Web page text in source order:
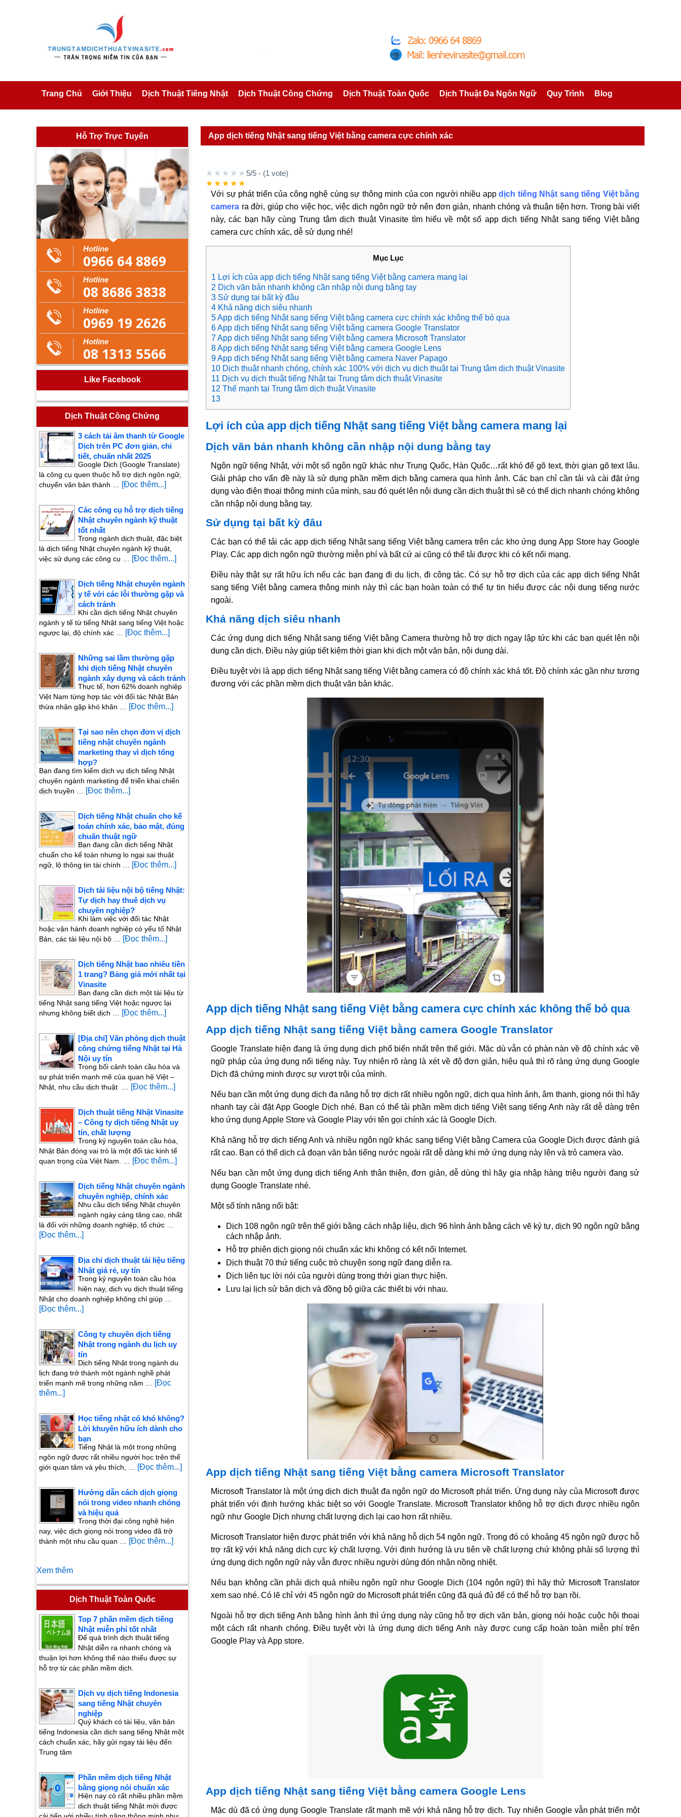
Trang Chủ Giới Thiệu Dịch Thuật Tiếng Nhật Dịch Thuật Công Chứng Dịch Thuật Toàn Quốc Dịch Thuật Đa Ngôn Ngữ Quy Trình Blog
App dịch tiếng Nhật sang tiếng Việt bằng camera cực chính xác
★★★★★
★★★★★
5/5 - (1 vote)
Với sự phát triển của công nghệ cùng sự thông minh của con người nhiều app dịch tiếng Nhật sang tiếng Việt bằng
camera ra đời, giúp cho việc học, việc dịch ngôn ngữ trở nên đơn giản, nhanh chóng và thuận tiện hơn. Trong bài viết
này, các bạn hãy cùng Trung tâm dịch thuật Vinasite tìm hiểu về một số app dịch tiếng Nhật sang tiếng Việt bằng
camera cực chính xác, dễ sử dụng nhé!
Mục Lục
1 Lợi ích của app dịch tiếng Nhật sang tiếng Việt bằng camera mang lại
2 Dịch văn bản nhanh không cần nhập nội dung bằng tay
3 Sử dụng tại bất kỳ đâu
4 Khả năng dịch siêu nhanh
5 App dịch tiếng Nhật sang tiếng Việt bằng camera cực chính xác không thể bỏ qua
6 App dịch tiếng Nhật sang tiếng Việt bằng camera Google Translator
7 App dịch tiếng Nhật sang tiếng Việt bằng camera Microsoft Translator
8 App dịch tiếng Nhật sang tiếng Việt bằng camera Google Lens
9 App dịch tiếng Nhật sang tiếng Việt bằng camera Naver Papago
10 Dịch thuật nhanh chóng, chính xác 100% với dịch vụ dịch thuật tại Trung tâm dịch thuật Vinasite
11 Dịch vụ dịch thuật tiếng Nhật tại Trung tâm dịch thuật Vinasite
12 Thế mạnh tại Trung tâm dịch thuật Vinasite
13
Lợi ích của app dịch tiếng Nhật sang tiếng Việt bằng camera mang lại
Dịch văn bản nhanh không cần nhập nội dung bằng tay
Ngôn ngữ tiếng Nhật, với một số ngôn ngữ khác như Trung Quốc, Hàn Quốc…rất khó để gõ text, thời gian gõ text lâu.
Giải pháp cho vấn đề này là sử dụng phần mềm dịch bằng camera qua hình ảnh. Các bạn chỉ cần tải và cài đặt ứng
dụng vào điện thoại thông minh của mình, sau đó quét lên nội dung cần dịch thuật thì sẽ có thể dịch nhanh chóng không
cần nhập nội dung bằng tay.
Sử dụng tại bất kỳ đâu
Các bạn có thể tải các app dịch tiếng Nhật sang tiếng Việt bằng camera trên các kho ứng dụng App Store hay Google
Play. Các app dịch ngôn ngữ thường miễn phí và bất cứ ai cũng có thể tải được khi có kết nối mạng.
Điều này thật sự rất hữu ích nếu các bạn đang đi du lịch, đi công tác. Có sự hỗ trợ dịch của các app dịch tiếng Nhật
sang tiếng Việt bằng camera thông minh này thì các bạn hoàn toàn có thể tự tin hiểu được các nội dung tiếng nước
ngoài.
Khả năng dịch siêu nhanh
Các ứng dụng dịch tiếng Nhật sang tiếng Việt bằng Camera thường hỗ trợ dịch ngay lập tức khi các bạn quét lên nội
dung cần dịch. Điều này giúp tiết kiệm thời gian khi dịch một văn bản, nội dung dài.
Điều tuyệt vời là app dịch tiếng Nhật sang tiếng Việt bằng camera có độ chính xác khá tốt. Độ chính xác gần như tương
đương với các phần mềm dịch thuật văn bản khác.
App dịch tiếng Nhật sang tiếng Việt bằng camera cực chính xác không thể bỏ qua
App dịch tiếng Nhật sang tiếng Việt bằng camera Google Translator
Google Translate hiện đang là ứng dụng dịch phổ biến nhất trên thế giới. Mặc dù vẫn có phàn nàn về độ chính xác về
ngữ pháp của ứng dụng nổi tiếng này. Tuy nhiên rõ ràng là xét về độ đơn giản, hiệu quả thì rõ ràng ứng dụng Google
Dịch đã chứng minh được sự vượt trội của mình.
Nếu bạn cần một ứng dụng dịch đa năng hỗ trợ dịch rất nhiều ngôn ngữ, dịch qua hình ảnh, âm thanh, giọng nói thì hãy
nhanh tay cài đặt App Google Dịch nhé. Bạn có thể tải phần mềm dịch tiếng Việt sang tiếng Anh này rất dễ dàng trên
kho ứng dụng Apple Store và Google Play với tên gọi chính xác là Google Dịch.
Khả năng hỗ trợ dịch tiếng Anh và nhiều ngôn ngữ khác sang tiếng Việt bằng Camera của Google Dịch được đánh giá
rất cao. Bạn có thể dịch cả đoạn văn bản tiếng nước ngoài rất dễ dàng khi mở ứng dụng này lên và trỏ camera vào.
Nếu bạn cần một ứng dụng dịch tiếng Anh thân thiện, đơn giản, dễ dùng thì hãy gia nhập hàng triệu người đang sử
dụng Google Translate nhé.
Một số tính năng nổi bật:
Dịch 108 ngôn ngữ trên thế giới bằng cách nhập liệu, dịch 96 hình ảnh bằng cách vẽ ký tự, dịch 90 ngôn ngữ bằng
cách nhập ảnh.
Hỗ trợ phiên dịch giọng nói chuẩn xác khi không có kết nối Internet.
Dịch thuật 70 thứ tiếng cuộc trò chuyện song ngữ đang diễn ra.
Dịch liên tục lời nói của người dùng trong thời gian thực hiện.
Lưu lại lịch sử bản dịch và đồng bộ giữa các thiết bị với nhau.
App dịch tiếng Nhật sang tiếng Việt bằng camera Microsoft Translator
Microsoft Translator là một ứng dịch dịch thuật đa ngôn ngữ do Microsoft phát triển. Ứng dụng này của Microsoft được
phát triển với định hướng khác biệt so với Google Translate. Microsoft Translator không hỗ trợ dịch được nhiều ngôn
ngữ như Google Dịch nhưng chất lượng dịch lại cao hơn rất nhiều.
Microsoft Translator hiện được phát triển với khả năng hỗ dịch 54 ngôn ngữ. Trong đó có khoảng 45 ngôn ngữ được hỗ
trợ rất kỹ với khả năng dịch cực kỳ chất lượng. Với định hướng là ưu tiên về chất lượng chứ không phải số lượng thì
ứng dụng dịch ngôn ngữ này vẫn được nhiều người dùng đón nhận nồng nhiệt.
Nếu bạn không cần phải dịch quá nhiều ngôn ngữ như Google Dịch (104 ngôn ngữ) thì hãy thử Microsoft Translator
xem sao nhé. Có lẽ chỉ với 45 ngôn ngữ do Microsoft phát triển cũng đã quá đủ để có thể hỗ trợ bạn rồi.
Ngoài hỗ trợ dịch tiếng Anh bằng hình ảnh thì ứng dụng này cũng hỗ trợ dịch văn bản, giọng nói hoặc cuộc hội thoại
một cách rất nhanh chóng. Điều tuyệt vời là ứng dụng dịch tiếng Anh này được cung cấp hoàn toàn miễn phí trên
Google Play và App store.
App dịch tiếng Nhật sang tiếng Việt bằng camera Google Lens
Mặc dù đã có ứng dụng Google Translate rất mạnh mẽ với khả năng hỗ trợ dịch. Tuy nhiên Google vẫn phát triển một
Hỗ Trợ Trực Tuyến
Hotline
0966 64 8869
Hotline
08 8686 3838
Hotline
0969 19 2626
Hotline
08 1313 5566
Like Facebook
Dịch Thuật Công Chứng
3 cách tải âm thanh từ Google
Dịch trên PC đơn giản, chi
tiết, chuẩn nhất 2025
Google Dịch (Google Translate)
là công cụ quen thuộc hỗ trợ dịch ngôn ngữ,
chuyển văn bản thành …
[Đọc thêm...]
Các công cụ hỗ trợ dịch tiếng
Nhật chuyên ngành kỹ thuật
tốt nhất
Trong ngành dịch thuật, đặc biệt
là dịch tiếng Nhật chuyên ngành kỹ thuật,
việc sử dụng các công cụ …
[Đọc thêm...]
Dịch tiếng Nhật chuyên ngành
y tế với các lỗi thường gặp và
cách tránh
Khi cần dịch tiếng Nhật chuyên
ngành y tế từ tiếng Nhật sang tiếng Việt hoặc
ngược lại, độ chính xác …
[Đọc thêm...]
Những sai lầm thường gặp
khi dịch tiếng Nhật chuyên
ngành xây dựng và cách tránh
Thực tế, hơn 62% doanh nghiệp
Việt Nam từng hợp tác với đối tác Nhật Bản
thừa nhận gặp khó khăn …
[Đọc thêm...]
Tại sao nên chọn đơn vị dịch
tiếng nhật chuyên ngành
marketing thay vì dịch tổng
hợp?
Bạn đang tìm kiếm dịch vụ dịch tiếng Nhật
chuyên ngành marketing để triển khai chiến
dịch truyền …
[Đọc thêm...]
Dịch tiếng Nhật chuẩn cho kế
toán chính xác, bảo mật, đúng
chuẩn thuật ngữ
Bạn đang cần dịch tiếng Nhật
chuẩn cho kế toán nhưng lo ngại sai thuật
ngữ, lộ thông tin tài chính …
[Đọc thêm...]
Dịch tài liệu nội bộ tiếng Nhật:
Tự dịch hay thuê dịch vụ
chuyên nghiệp?
Khi làm việc với đối tác Nhật
hoặc vận hành doanh nghiệp có yếu tố Nhật
Bản, các tài liệu nội bộ …
[Đọc thêm...]
Dịch tiếng Nhật bao nhiêu tiền
1 trang? Bảng giá mới nhất tại
Vinasite
Bạn đang cần dịch một tài liệu từ
tiếng Nhật sang tiếng Việt hoặc ngược lại
nhưng không biết dịch …
[Đọc thêm...]
[Địa chỉ] Văn phòng dịch thuật
công chứng tiếng Nhật tại Hà
Nội uy tín
Trong bối cảnh toàn cầu hóa và
sự phát triển mạnh mẽ của quan hệ Việt –
Nhật, nhu cầu dịch thuật …
[Đọc thêm...]
Dịch thuật tiếng Nhật Vinasite
– Công ty dịch tiếng Nhật uy
tín, chất lượng
Trong kỷ nguyên toàn cầu hóa,
Nhật Bản đóng vai trò là một đối tác kinh tế
quan trọng của Việt Nam. …
[Đọc thêm...]
Dịch tiếng Nhật chuyên ngành
chuyên nghiệp, chính xác
Nhu cầu dịch tiếng Nhật chuyên
ngành ngày càng tăng cao, nhất
là đối với những doanh nghiệp, tổ chức …
[Đọc thêm...]
Địa chỉ dịch thuật tài liệu tiếng
Nhật giá rẻ, uy tín
Trong kỷ nguyên toàn cầu hóa
hiện nay, dịch vụ dịch thuật tiếng
Nhật cho doanh nghiệp không chỉ giúp …
[Đọc thêm...]
Công ty chuyên dịch tiếng
Nhật trong ngành du lịch uy
tín
Dịch tiếng Nhật trong ngành du
lịch đang trở thành một ngành nghề phát
triển mạnh mẽ trong những năm …
[Đọc
thêm...]
Học tiếng nhật có khó không?
Lời khuyên hữu ích dành cho
bạn
Tiếng Nhật là một trong những
ngôn ngữ được rất nhiều người học trên thế
giới quan tâm và yêu thích, …
[Đọc thêm...]
Hướng dẫn cách dịch giọng
nói trong video nhanh chóng
và hiệu quả
Trong thời đại công nghệ hiện
nay, việc dịch giọng nói trong video đã trở
thành một nhu cầu quan …
[Đọc thêm...]
Xem thêm
Dịch Thuật Toàn Quốc
Top 7 phần mềm dịch tiếng
Nhật miễn phí tốt nhất
Để quá trình dịch thuật tiếng
Nhật diễn ra nhanh chóng và
thuận lợi hơn không thể nào thiếu được sự
hỗ trợ từ các phần mềm dịch.
Dịch vụ dịch tiếng Indonesia
sang tiếng Nhật chuyên
nghiệp
Quý khách có tài liệu, văn bản
tiếng Indonesia cần dịch sang tiếng Nhật một
cách chuẩn xác, hãy gửi ngay tài liệu đến
Trung tâm
Phần mềm dịch tiếng Nhật
bằng giọng nói chuẩn xác
Hiện nay có rất nhiều phần mềm
dịch thuật tiếng Nhật mới được